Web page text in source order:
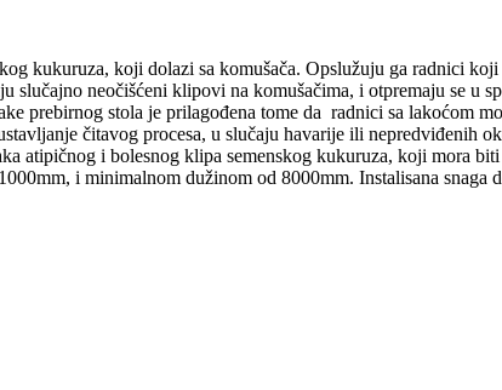
kukuruza, koji dolazi sa komušača. Opslužuju ga radnici
slučajno neočišćeni klipovi na komušačima, i otpremaju se u
prebirnog stola je prilagođena tome da radnici sa lakoćom
čitavog procesa, u slučaju havarije ili nepredviđenih
atipičnog i bolesnog klipa semenskog kukuruza, koji mora
i minimalnom dužinom od 8000mm. Instalisana snaga